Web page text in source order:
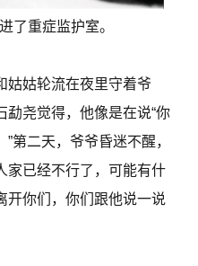
了重症监护室。
姑轮流在夜里守着爷
勐尧觉得，他像是在说“你
第二天，爷爷昏迷不醒，
家已经不行了，可能有什
开你们，你们跟他说一说